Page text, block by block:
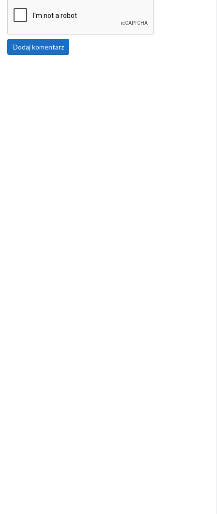
Dodaj komentarz